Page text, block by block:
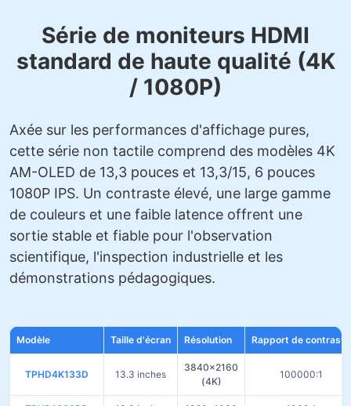
Série de moniteurs HDMI
standard de haute qualité (4K
/ 1080P)
Axée sur les performances d'affichage pures,
cette série non tactile comprend des modèles 4K
AM-OLED de 13,3 pouces et 13,3/15, 6 pouces
1080P IPS. Un contraste élevé, une large gamme
de couleurs et une faible latence offrent une
sortie stable et fiable pour l'observation
scientifique, l'inspection industrielle et les
démonstrations pédagogiques.
Modèle Taille d'écran Résolution Rapport de contraste
TPHD4K133D 13.3 inches
3840×2160
(4K)
100000:1